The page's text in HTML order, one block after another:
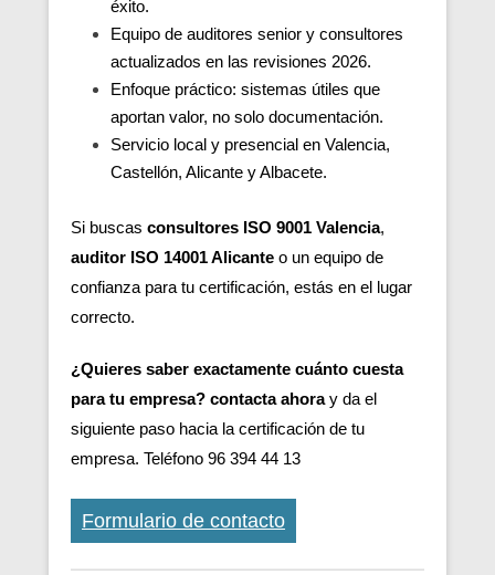
éxito.
Equipo de auditores senior y consultores
actualizados en las revisiones 2026.
Enfoque práctico: sistemas útiles que
aportan valor, no solo documentación.
Servicio local y presencial en Valencia,
Castellón, Alicante y Albacete.
Si buscas consultores ISO 9001 Valencia,
auditor ISO 14001 Alicante o un equipo de
confianza para tu certificación, estás en el lugar
correcto.
¿Quieres saber exactamente cuánto cuesta
para tu empresa? contacta ahoray da el
siguiente paso hacia la certificación de tu
empresa. Teléfono 96 394 44 13
Formulario de contacto